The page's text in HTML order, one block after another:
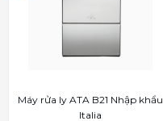
Máy rửa ly ATA B21 Nhập khẩu
Italia